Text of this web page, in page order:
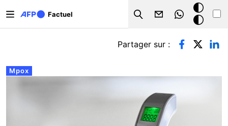
Factuel
Search
Mode
sombre
Onglets principaux
Mpox
Partager sur :